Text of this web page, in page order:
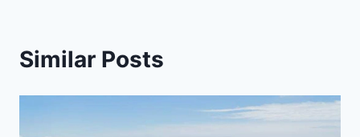
Similar Posts